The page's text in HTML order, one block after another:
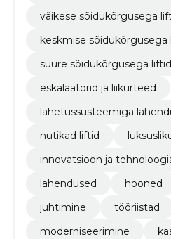
väikese sõidukõrgusega
keskmise sõidukõrgusega
suure sõidukõrgusega liftid
eskalaatorid ja liikurteed
lähetussüsteemiga
nutikad liftid
innovatsioon ja
lahendused
hooned
juhtimine
tööriistad
moderniseerimine